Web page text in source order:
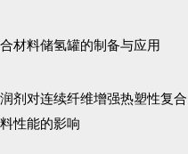
材料储氢罐的制备与应用
剂对连续纤维增强热塑性复合
性能的影响